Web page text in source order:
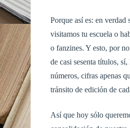
Porque así es: en verdad
visitamos tu escuela o
o fanzines. Y esto, por
de casi sesenta títulos,
números, cifras apenas
tránsito de edición de
Así que hoy sólo